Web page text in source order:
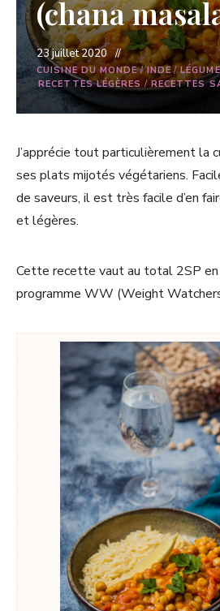
(chana
23 juillet 2020
CUISINE DU MONDE/INDE/
RECETTES LÉGÈRES / RECETTES
J’apprécie tout particulièrement la
ses plats mijotés végétariens.
de saveurs, il est très facile d’en
et légères.
Cette recette vaut au total 2SP en
programme WW (Weight